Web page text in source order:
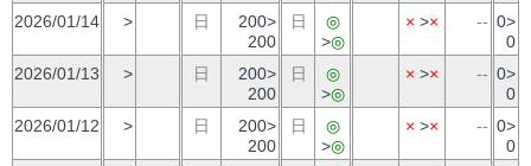
2026/01/14
> 日
200>
200
日
◎
>◎
× >× -- 0>
0
2026/01/13
> 日
200>
200
日
◎
>◎
× >× -- 0>
0
2026/01/12
> 日
200>
200
日
◎
>◎
× >× -- 0>
0